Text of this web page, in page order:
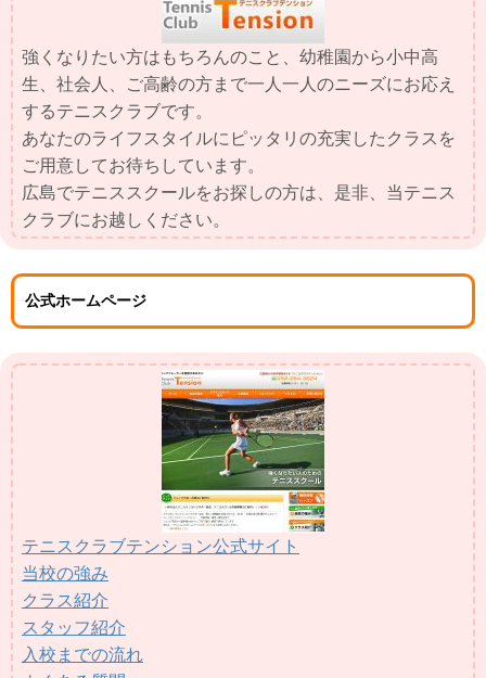
強くなりたい方はもちろんのこと、幼稚園から小中高
生、社会人、ご高齢の方まで一人一人のニーズにお応え
するテニスクラブです。
あなたのライフスタイルにピッタリの充実したクラスを
ご用意してお待ちしています。
広島でテニススクールをお探しの方は、是非、当テニス
クラブにお越しください。
公式ホームページ
テニスクラブテンション公式サイト
当校の強み
クラス紹介
スタッフ紹介
入校までの流れ